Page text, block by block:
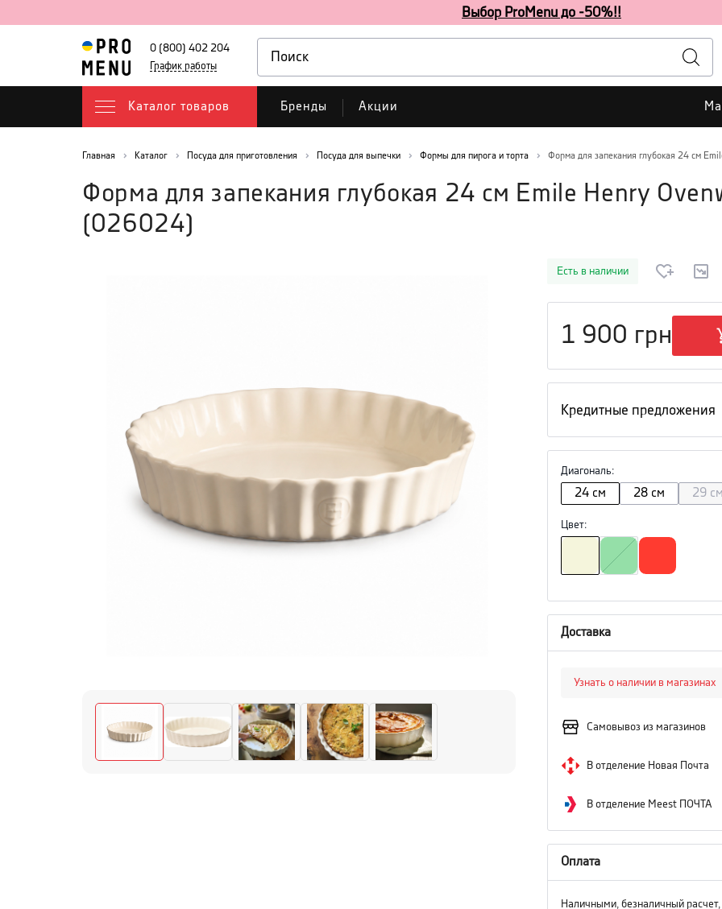
Выбор ProMenu до -50%!!
0 (800) 402 204
График работы
Каталог товаров Бренды Акции
Главная Каталог Посуда для приготовления Посуда для выпечки Формы для пирога и торта Форма для запекания глубокая 24 см
Форма для запекания глубокая 24 см Emile Henry
(026024)
Есть в наличии
1 900 грн
Кредитные предложения
Диагональ:
24 см 28 см 29 см
Цвет:
Доставка
Узнать о наличии в магазинах
Самовывоз из магазинов
В отделение Новая Почта
В отделение Meest ПОЧТА
Оплата
Наличными, безналичный